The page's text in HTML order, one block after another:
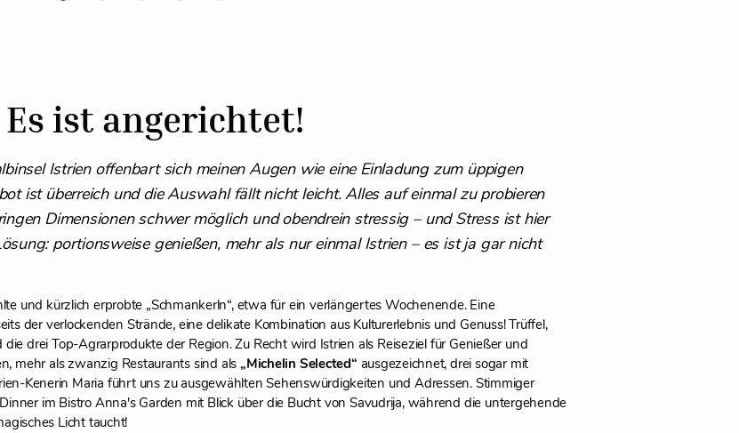
ist angerichtet!
Istrien offenbart sich meinen Augen wie eine Einladung zum üppigen
ist überreich und die Auswahl fällt nicht leicht. Alles auf einmal zu probieren
Dimensionen schwer möglich und obendrein stressig – und Stress ist hier
portionsweise genießen, mehr als nur einmal Istrien – es ist ja gar nicht
und kürzlich erprobte „Schmankerln“, etwa für ein verlängertes Wochenende. Eine
der verlockenden Strände, eine delikate Kombination aus Kulturerlebnis und Genuss! Trüffel,
drei Top-Agrarprodukte der Region. Zu Recht wird Istrien als Reiseziel für Genießer und
mehr als zwanzig Restaurants sind als „Michelin Selected“ ausgezeichnet, drei sogar mit
Kenerin Maria führt uns zu ausgewählten Sehenswürdigkeiten und Adressen. Stimmiger
im Bistro Anna's Garden mit Blick über die Bucht von Savudrija, während die untergehende
Licht taucht!